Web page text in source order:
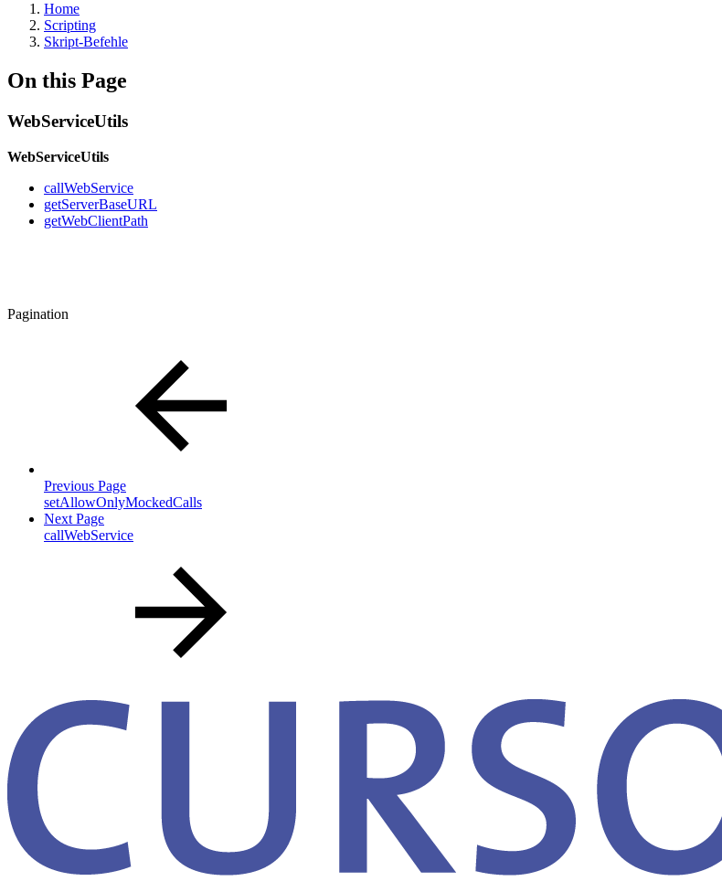
Home
Scripting
Skript-Befehle
On this Page
WebServiceUtils
WebServiceUtils
callWebService
getServerBaseURL
getWebClientPath
Pagination
Previous Page
setAllowOnlyMockedCalls
Next Page
callWebService